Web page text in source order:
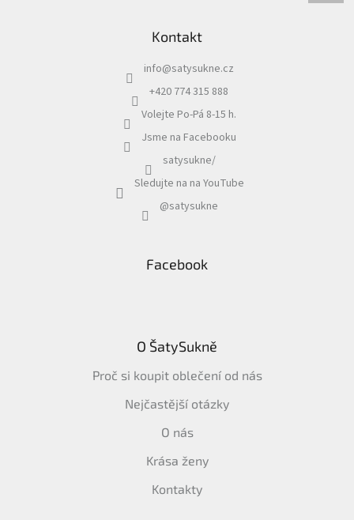
Kontakt
info@satysukne.cz
+420 774 315 888
Volejte Po-Pá 8-15 h.
Jsme na Facebooku
satysukne/
Sledujte na na YouTube
@satysukne
Facebook
O ŠatySukně
Proč si koupit oblečení od nás
Nejčastější otázky
O nás
Krása ženy
Kontakty